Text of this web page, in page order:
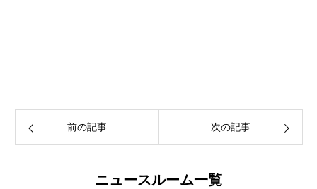
前の記事 次の記事
ニュースルーム一覧